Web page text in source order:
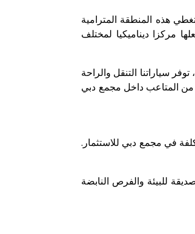
للاستثمار منطقتين متميزتين: مجمع دبي للاستثمار 1 (إلى الغرب) ومجمع دبي للاستثمار 2 (إلى الشرق). منذ عام 1995، تغطي هذه المنطقة المترامية
مركزا ديناميكيا لمختلف
سياراتنا التنقل والراحة
من المتاعب داخل مجمع دبي
في مجمع دبي للاستثمار.
للبيئة والفرص النابضة